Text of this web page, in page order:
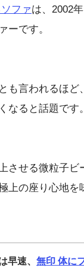
ファは、2002
ーです。
も言われるほ
なると話題です。
させる微粒子
上の座り心地を
早速、 無印 体に